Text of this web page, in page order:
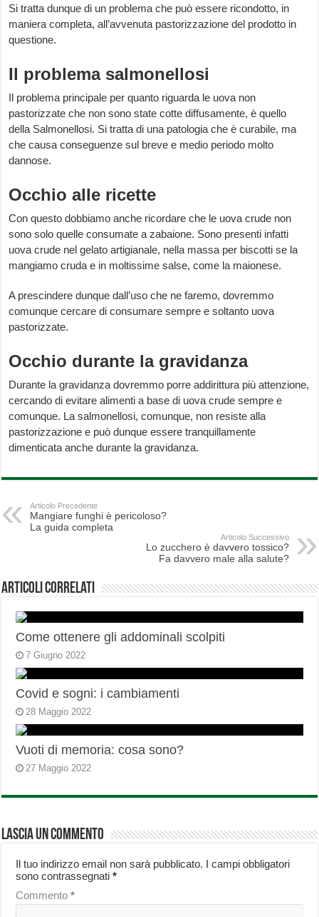
Si tratta dunque di un problema che può essere ricondotto, in
maniera completa, all’avvenuta pastorizzazione del prodotto in
questione.
Il problema salmonellosi
Il problema principale per quanto riguarda le uova non
pastorizzate che non sono state cotte diffusamente, è quello
della Salmonellosi. Si tratta di una patologia che è curabile, ma
che causa conseguenze sul breve e medio periodo molto
dannose.
Occhio alle ricette
Con questo dobbiamo anche ricordare che le uova crude non
sono solo quelle consumate a zabaione. Sono presenti infatti
uova crude nel gelato artigianale, nella massa per biscotti se la
mangiamo cruda e in moltissime salse, come la maionese.
A prescindere dunque dall’uso che ne faremo, dovremmo
comunque cercare di consumare sempre e soltanto uova
pastorizzate.
Occhio durante la gravidanza
Durante la gravidanza dovremmo porre addirittura più attenzione,
cercando di evitare alimenti a base di uova crude sempre e
comunque. La salmonellosi, comunque, non resiste alla
pastorizzazione e può dunque essere tranquillamente
dimenticata anche durante la gravidanza.
Articolo Precedente
Mangiare funghi è pericoloso?
La guida completa
Articolo Successivo
Lo zucchero è davvero tossico?
Fa davvero male alla salute?
Articoli correlati
Come ottenere gli addominali scolpiti
7 Giugno 2022
Covid e sogni: i cambiamenti
28 Maggio 2022
Vuoti di memoria: cosa sono?
27 Maggio 2022
Lascia un commento
Il tuo indirizzo email non sarà pubblicato. I campi obbligatori
sono contrassegnati*
Commento*